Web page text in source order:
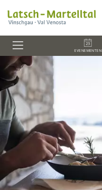
EVENEMENTEN